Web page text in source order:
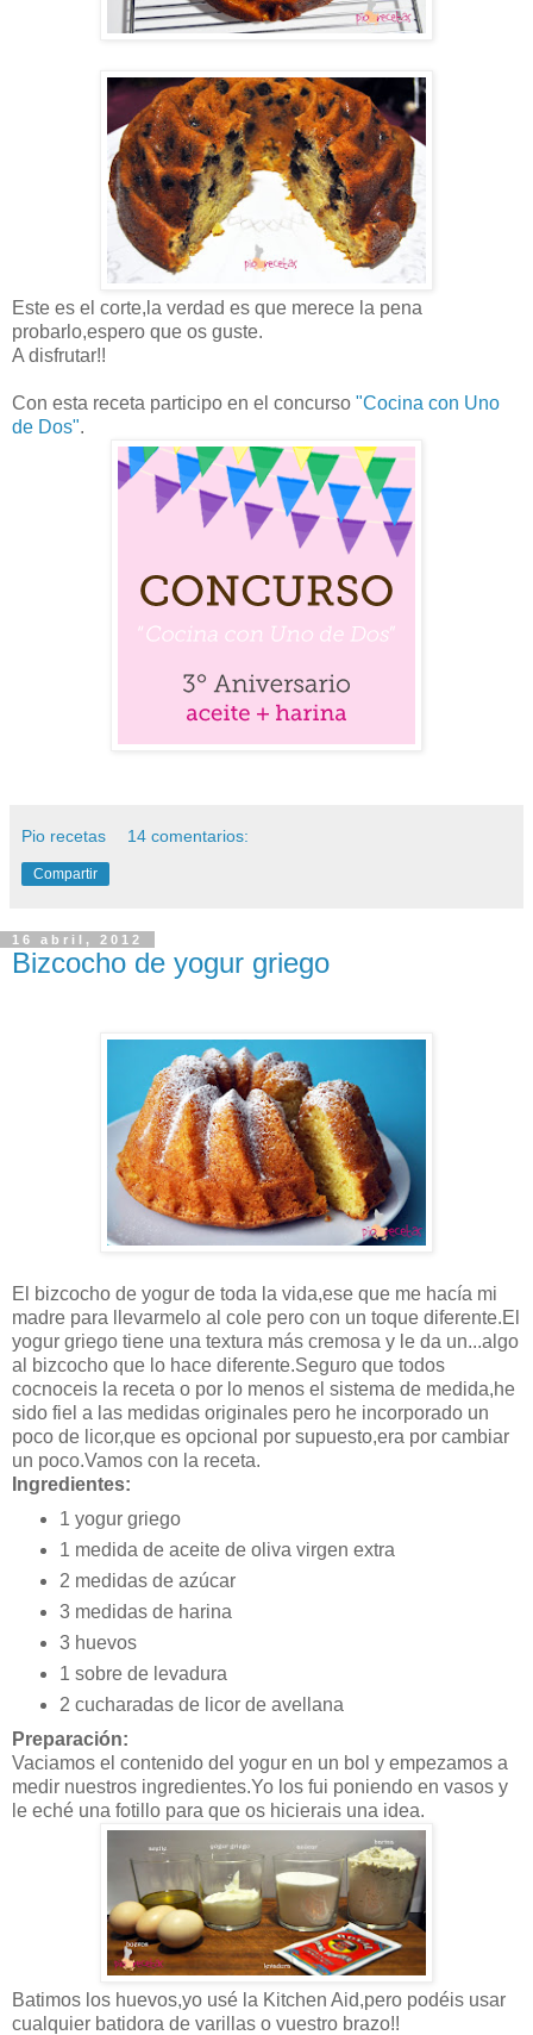
Este es el corte,la verdad es que merece la pena
probarlo,espero que os guste.
A disfrutar!!
Con esta receta participo en el concurso "Cocina con Uno
de Dos".
Pio recetas 14 comentarios:
Compartir
16 abril, 2012
Bizcocho de yogur griego
El bizcocho de yogur de toda la vida,ese que me hacía mi
madre para llevarmelo al cole pero con un toque diferente.El
yogur griego tiene una textura más cremosa y le da un...algo
al bizcocho que lo hace diferente.Seguro que todos
cocnoceis la receta o por lo menos el sistema de medida,he
sido fiel a las medidas originales pero he incorporado un
poco de licor,que es opcional por supuesto,era por cambiar
un poco.Vamos con la receta.
Ingredientes:
1 yogur griego
1 medida de aceite de oliva virgen extra
2 medidas de azúcar
3 medidas de harina
3 huevos
1 sobre de levadura
2 cucharadas de licor de avellana
Preparación:
Vaciamos el contenido del yogur en un bol y empezamos a
medir nuestros ingredientes.Yo los fui poniendo en vasos y
le eché una fotillo para que os hicierais una idea.
Batimos los huevos,yo usé la Kitchen Aid,pero podéis usar
cualquier batidora de varillas o vuestro brazo!!